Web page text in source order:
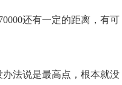
还有一定的距离，有可
法说是最高点，根本就没